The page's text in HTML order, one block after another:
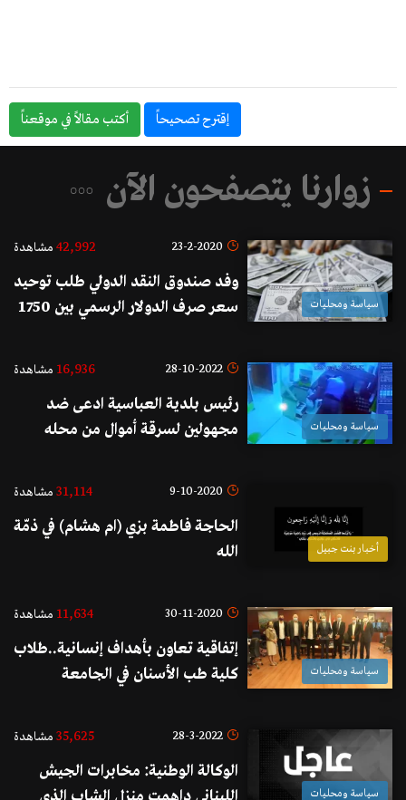
إقترح تصحيحاً أكتب مقالاً في موقعناً
زوارنا يتصفحون الآن
سياسة ومحليات
23-2-2020
42,992 مشاهدة
وفد صندوق النقد الدولي طلب توحيد
سعر صرف الدولار الرسمي بين 1750
سياسة ومحليات
28-10-2022
16,936 مشاهدة
رئيس بلدية العباسية ادعى ضد
مجهولين لسرقة أموال من محله
أخبار بنت جبيل
9-10-2020
31,114 مشاهدة
الحاجة فاطمة بزي (ام هشام) في ذمّة
الله
سياسة ومحليات
30-11-2020
11,634 مشاهدة
إتفاقية تعاون بأهداف إنسانية..طلاب
كلية طب الأسنان في الجامعة
المتضررين من انفجار مرفأ بيروت
سياسة ومحليات
28-3-2022
35,625 مشاهدة
الوكالة الوطنية: مخابرات الجيش